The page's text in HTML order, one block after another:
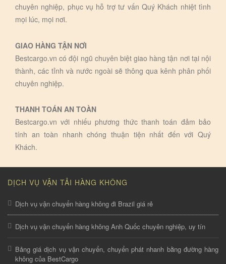
chuyên nghiệp, phục vụ hỗ trợ tư vấn Quý Khách nhiệt tình
mọi lúc, mọi nơi.
GIAO HÀNG TẬN NƠI
Bestcargo.vn có đội ngũ chuyên biệt giao hàng tận nơi tại nội
thành, các tỉnh và nước ngoài sẽ thông qua kênh phân phối
chuyên nghiệp.
THANH TOÁN AN TOÀN
Bestcargo.vn với nhiếu phương thức thanh toán đảm bảo
tính an toàn nhanh chóng thuận tiện nhất đến với Quý
Khách.
DỊCH VỤ VẬN TẢI HÀNG KHÔNG
Dịch vụ vận chuyển hàng không đi Brazil giá rẻ
Dịch vụ vận chuyển hàng không Anh Quốc chuyên nghiệp, uy tín
Bảng giá dịch vụ vận chuyển, chuyển phát nhanh bằng đường hàng
không của BestCargo